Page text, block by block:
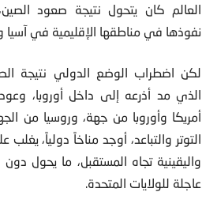
العالم كان يتحول نتيجة صعود
نفوذها في مناطقها الإقليمية في آسيا
لكن اضطراب الوضع الدولي نتيجة
الذي مد أذرعه إلى داخل أوروبا،
أمريكا وأوروبا من جهة، وروسيا من
التوتر والتباعد، أوجد مناخاً دولياً، يغلب
واليقينية تجاه المستقبل، ما يحول دون
عاجلة للولايات المتحدة.